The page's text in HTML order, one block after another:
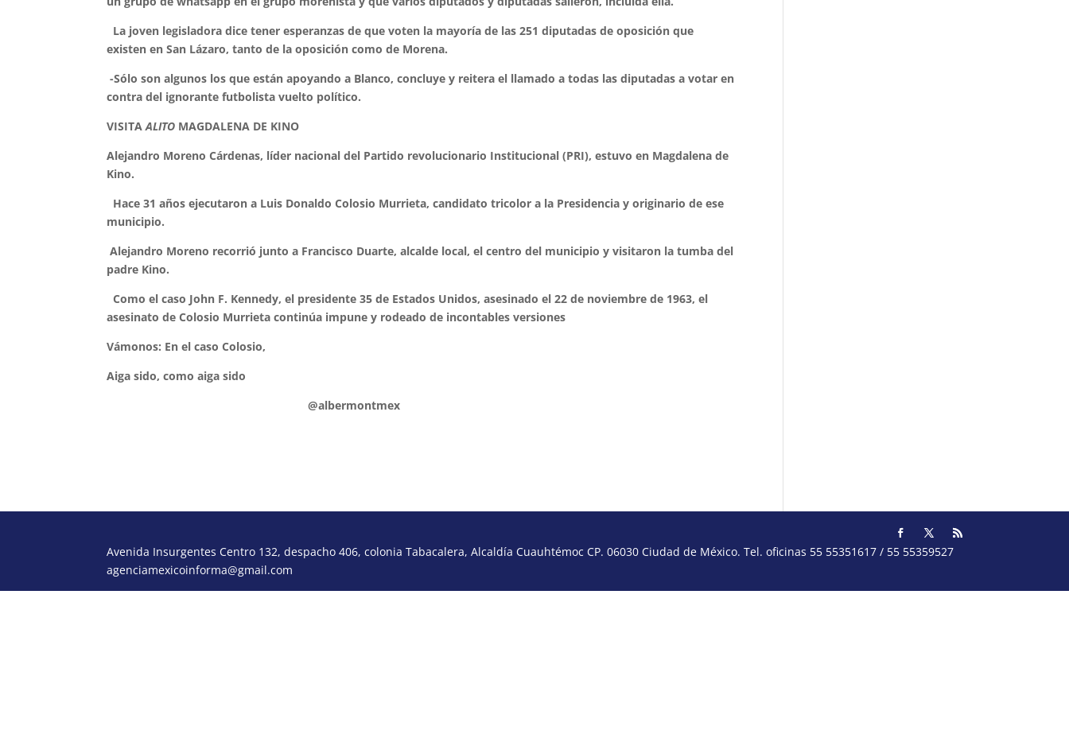
La joven legisladora dice tener esperanzas de que voten la mayoría de las 251 diputadas de oposición que
existen en San Lázaro, tanto de la oposición como de Morena.
-Sólo son algunos los que están apoyando a Blanco, concluye y reitera el llamado a todas las diputadas a votar en
contra del ignorante futbolista vuelto político.
VISITAALITO MAGDALENA DE KINO
Alejandro Moreno Cárdenas, líder nacional del Partido revolucionario Institucional (PRI), estuvo en Magdalena de
Kino.
Hace 31 años ejecutaron a Luis Donaldo Colosio Murrieta, candidato tricolor a la Presidencia y originario de ese
municipio.
Alejandro Moreno recorrió junto a Francisco Duarte, alcalde local, el centro del municipio y visitaron la tumba del
padre Kino.
Como el caso John F. Kennedy, el presidente 35 de Estados Unidos, asesinado el 22 de noviembre de 1963, el
asesinato de Colosio Murrieta continúa impune y rodeado de incontables versiones
Vámonos: En el caso Colosio,
Aiga sido, como aiga sido
@albermontmex
Avenida Insurgentes Centro 132, despacho 406, colonia Tabacalera, Alcaldía Cuauhtémoc CP. 06030 Ciudad de México. Tel. oficinas 55 55351617 / 55 55359527
agenciamexicoinforma@gmail.com